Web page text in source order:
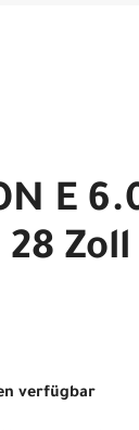
E
verfügbar